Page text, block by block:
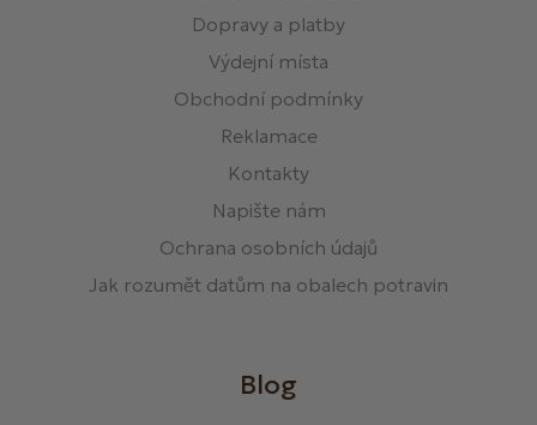
Dopravy a platby
Výdejní místa
Obchodní podmínky
Reklamace
Kontakty
Napište nám
Ochrana osobních údajů
Jak rozumět datům na obalech potravin
Blog